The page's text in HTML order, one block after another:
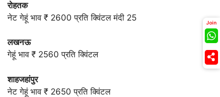
रोहतक
नेट गेहूं भाव ₹ 2600 प्रति क्विंटल मंदी 25
लखनऊ
गेहूं भाव ₹ 2560 प्रति क्विंटल
शाहजहांपुर
नेट गेहूं भाव ₹ 2650 प्रति क्विंटल
Join